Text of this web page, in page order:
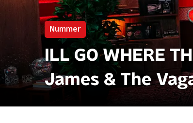
Nummer
ILL GO WHERE
James & The